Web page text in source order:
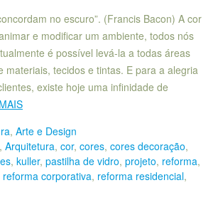
no escuro”. (Francis Bacon) A cor
e modificar um ambiente, todos nós
é possível levá-la a todas áreas
materiais, tecidos e tintas. E para a alegria
existe hoje uma infinidade de
, Arte e Design
, Arquitetura, cor, cores, cores decoração,
, kuller, pastilha de vidro, projeto, reforma,
reforma corporativa, reforma residencial,